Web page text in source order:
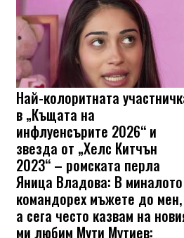
Най-колоритната
в „Къщата на
инфлуенсърите 2026“ и
звезда от „Хелс Китчън
2023“ – ромската перла
Яница Владова: В миналото
командорех мъжете до мен,
а сега често казвам на
ми любим Мути Мутиев: